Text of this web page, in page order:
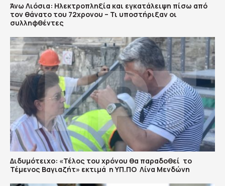
Άνω Λιόσια: Ηλεκτροπληξία και εγκατάλειψη πίσω από
τον θάνατο του 72χρονου – Τι υποστήριξαν οι
συλληφθέντες
Διδυμότειχο: «Τέλος του χρόνου θα παραδοθεί το
Τέμενος Βαγιαζήτ» εκτιμά η ΥΠ.ΠΟ Λίνα Μενδώνη